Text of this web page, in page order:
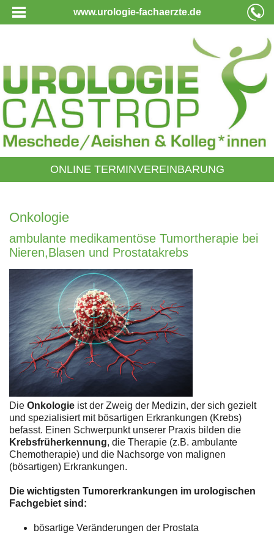
www.urologie-fachaerzte.de
ONLINE TERMINVEREINBARUNG
Onkologie
ambulante medikamentöse Tumortherapie bei
Nieren,Blasen und Prostatakrebs
Die Onkologie ist der Zweig der Medizin, der sich gezielt
und spezialisiert mit bösartigen Erkrankungen (Krebs)
befasst. Einen Schwerpunkt unserer Praxis bilden die
Krebsfrüherkennung, die Therapie (z.B. ambulante
Chemotherapie) und die Nachsorge von malignen
(bösartigen) Erkrankungen.
Die wichtigsten Tumorerkrankungen im urologischen
Fachgebiet sind:
bösartige Veränderungen der Prostata